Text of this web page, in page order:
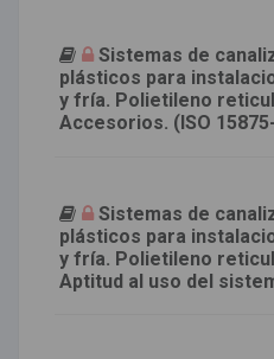
Sistemas de
plásticos para
y fría. Polietileno
Accesorios. (ISO
Sistemas de
plásticos para
y fría. Polietileno
Aptitud al uso del